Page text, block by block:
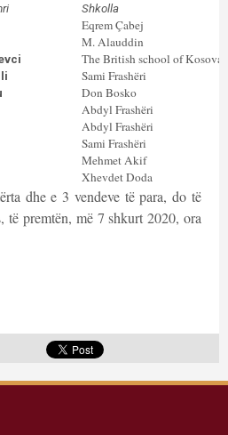
Shkolla
Eqrem Çabej
M. Alauddin
The British school of Kosova
Sami Frashëri
Don Bosko
Abdyl Frashëri
Abdyl Frashëri
Sami Frashëri
Mehmet Akif
Xhevdet Doda
dhe e 3 vendeve të para, do të
të premtën, më 7 shkurt 2020, ora